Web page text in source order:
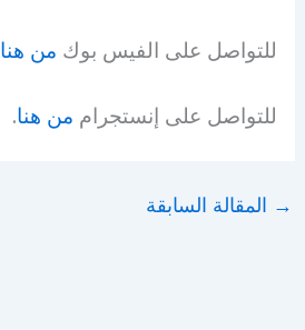
للتواصل على الفيس بوك من هنا
للتواصل على إنستجرام من هنا.
→ المقالة السابقة